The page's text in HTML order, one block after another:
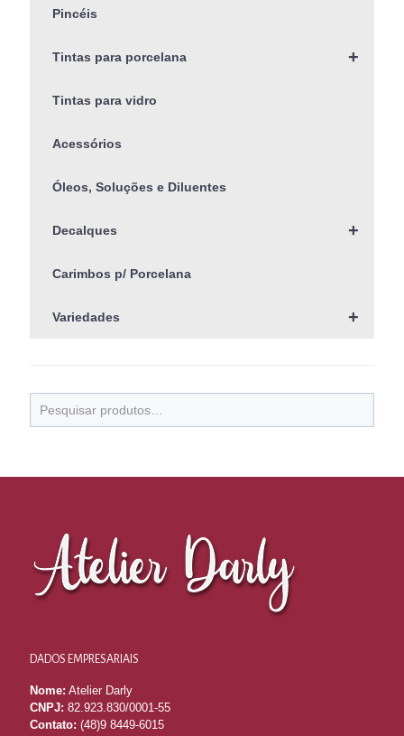
Pincéis
+
Tintas para porcelana
Tintas para vidro
Acessórios
Óleos, Soluções e Diluentes
+
Decalques
Carimbos p/ Porcelana
+
Variedades
DADOS EMPRESARIAIS
Nome: Atelier Darly
CNPJ: 82.923.830/0001-55
Contato: (48)9 8449-6015